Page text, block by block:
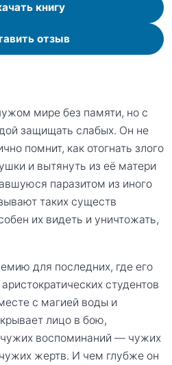
книгу
отзыв
мире без памяти, но с
защищать слабых. Он не
помнит, как отогнать злого
и вытянуть из её матери
паразитом из иного
таких существ
их видеть и уничтожать,
для последних, где его
студентов
с магией воды и
лицо в бою,
воспоминаний — чужих
жертв. И чем глубже он